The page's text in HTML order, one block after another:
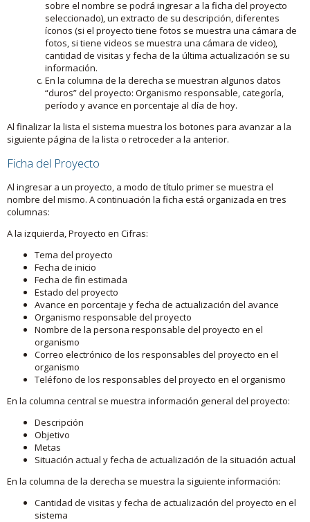
sobre el nombre se podrá ingresar a la ficha del proyecto
seleccionado), un extracto de su descripción, diferentes
íconos (si el proyecto tiene fotos se muestra una cámara de
fotos, si tiene videos se muestra una cámara de video),
cantidad de visitas y fecha de la última actualización se su
información.
En la columna de la derecha se muestran algunos datos
“duros” del proyecto: Organismo responsable, categoría,
período y avance en porcentaje al día de hoy.
Al finalizar la lista el sistema muestra los botones para avanzar a la
siguiente página de la lista o retroceder a la anterior.
Ficha del Proyecto
Al ingresar a un proyecto, a modo de título primer se muestra el
nombre del mismo. A continuación la ficha está organizada en tres
columnas:
A la izquierda, Proyecto en Cifras:
Tema del proyecto
Fecha de inicio
Fecha de fin estimada
Estado del proyecto
Avance en porcentaje y fecha de actualización del avance
Organismo responsable del proyecto
Nombre de la persona responsable del proyecto en el
organismo
Correo electrónico de los responsables del proyecto en el
organismo
Teléfono de los responsables del proyecto en el organismo
En la columna central se muestra información general del proyecto:
Descripción
Objetivo
Metas
Situación actual y fecha de actualización de la situación actual
En la columna de la derecha se muestra la siguiente información:
Cantidad de visitas y fecha de actualización del proyecto en el
sistema